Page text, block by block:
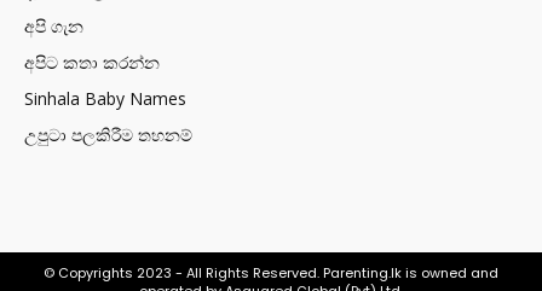
අපි ගැන
අපිට කතා කරන්න
Sinhala Baby Names
උපුටා පලකිරීම තහනම්
© Copyrights 2023 - All Rights Reserved. Parenting.lk is owned and